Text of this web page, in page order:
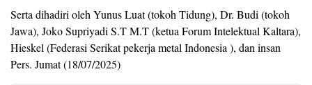
Serta dihadiri oleh Yunus Luat (tokoh Tidung), Dr. Budi (tokoh
Jawa), Joko Supriyadi S.T M.T (ketua Forum Intelektual Kaltara),
Hieskel (Federasi Serikat pekerja metal Indonesia ), dan insan
Pers. Jumat (18/07/2025)